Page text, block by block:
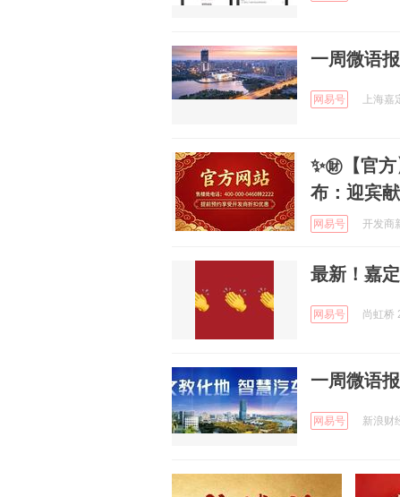
一周微语
网易号 上海
✨㊖【官
布：迎宾
网易号 开发商
最新！嘉
网易号 尚虹桥
一周微语
网易号 新浪财